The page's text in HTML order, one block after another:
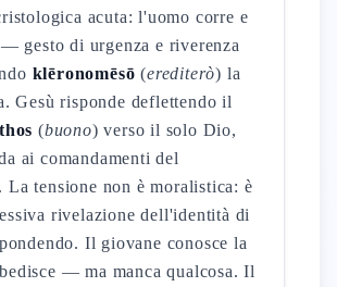
acuta: l'uomo corre e
gesto di urgenza e riverenza
klēronomēsō (erediterò) la
Gesù risponde deflettendo il
(buono) verso il solo Dio,
ai comandamenti del
La tensione non è moralistica: è
rivelazione dell'identità di
Il giovane conosce la
— ma manca qualcosa. Il